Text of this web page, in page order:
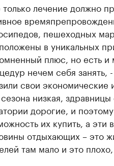
лечение должно
пешеходных
в уникальных
плюс, но есть
нечем себя занять,
свои экономические
низкая,
дорогие, и
их купить, а
отдыхающих – это
там мало и это